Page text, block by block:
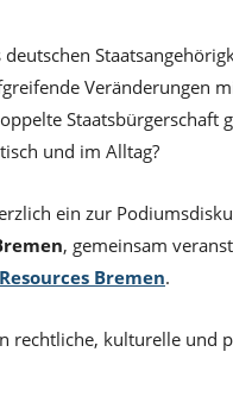
deutschen
Veränderungen
Staatsbürgerschaft
und im Alltag?
ein zur
, gemeinsam
Bremen.
rechtliche, kulturelle und